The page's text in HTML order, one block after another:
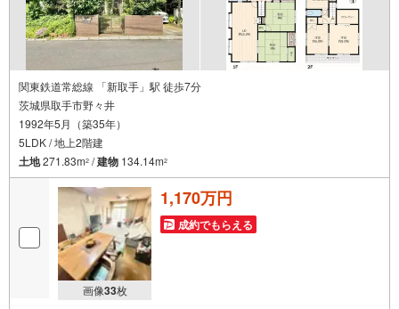
関東鉄道常総線 「新取手」駅 徒歩7分
茨城県取手市野々井
1992年5月（築35年）
5LDK / 地上2階建
土地271.83m2 /建物 134.14m2
画像33枚
1,170万円
成約でもらえる